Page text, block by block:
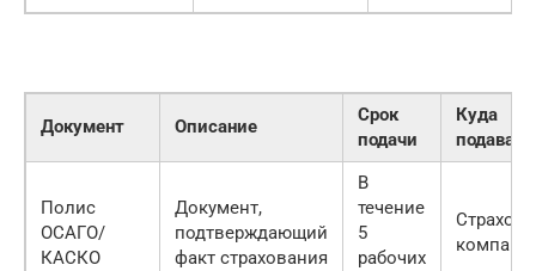
Документ Описание
Срок
подачи
Куда
подавать
Полис
ОСАГО/
КАСКО
Документ,
подтверждающий
факт страхования
В
течение
5
рабочих